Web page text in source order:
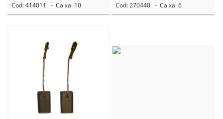
Cod: 414011 - Caixa: 10
Cod: 270440 - Caixa: 6